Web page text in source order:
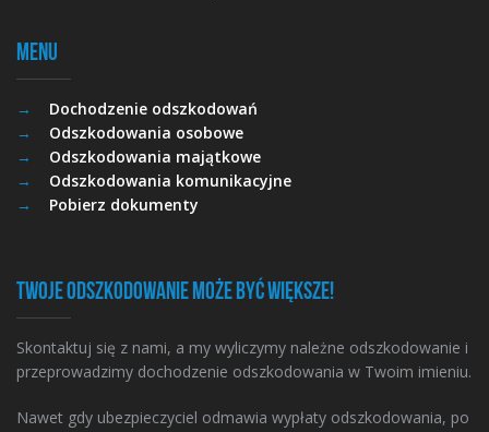
Menu
Dochodzenie odszkodowań
Odszkodowania osobowe
Odszkodowania majątkowe
Odszkodowania komunikacyjne
Pobierz dokumenty
Twoje odszkodowanie może być większe!
Skontaktuj się z nami, a my wyliczymy należne odszkodowanie i
przeprowadzimy dochodzenie odszkodowania w Twoim imieniu.
Nawet gdy ubezpieczyciel odmawia wypłaty odszkodowania, po